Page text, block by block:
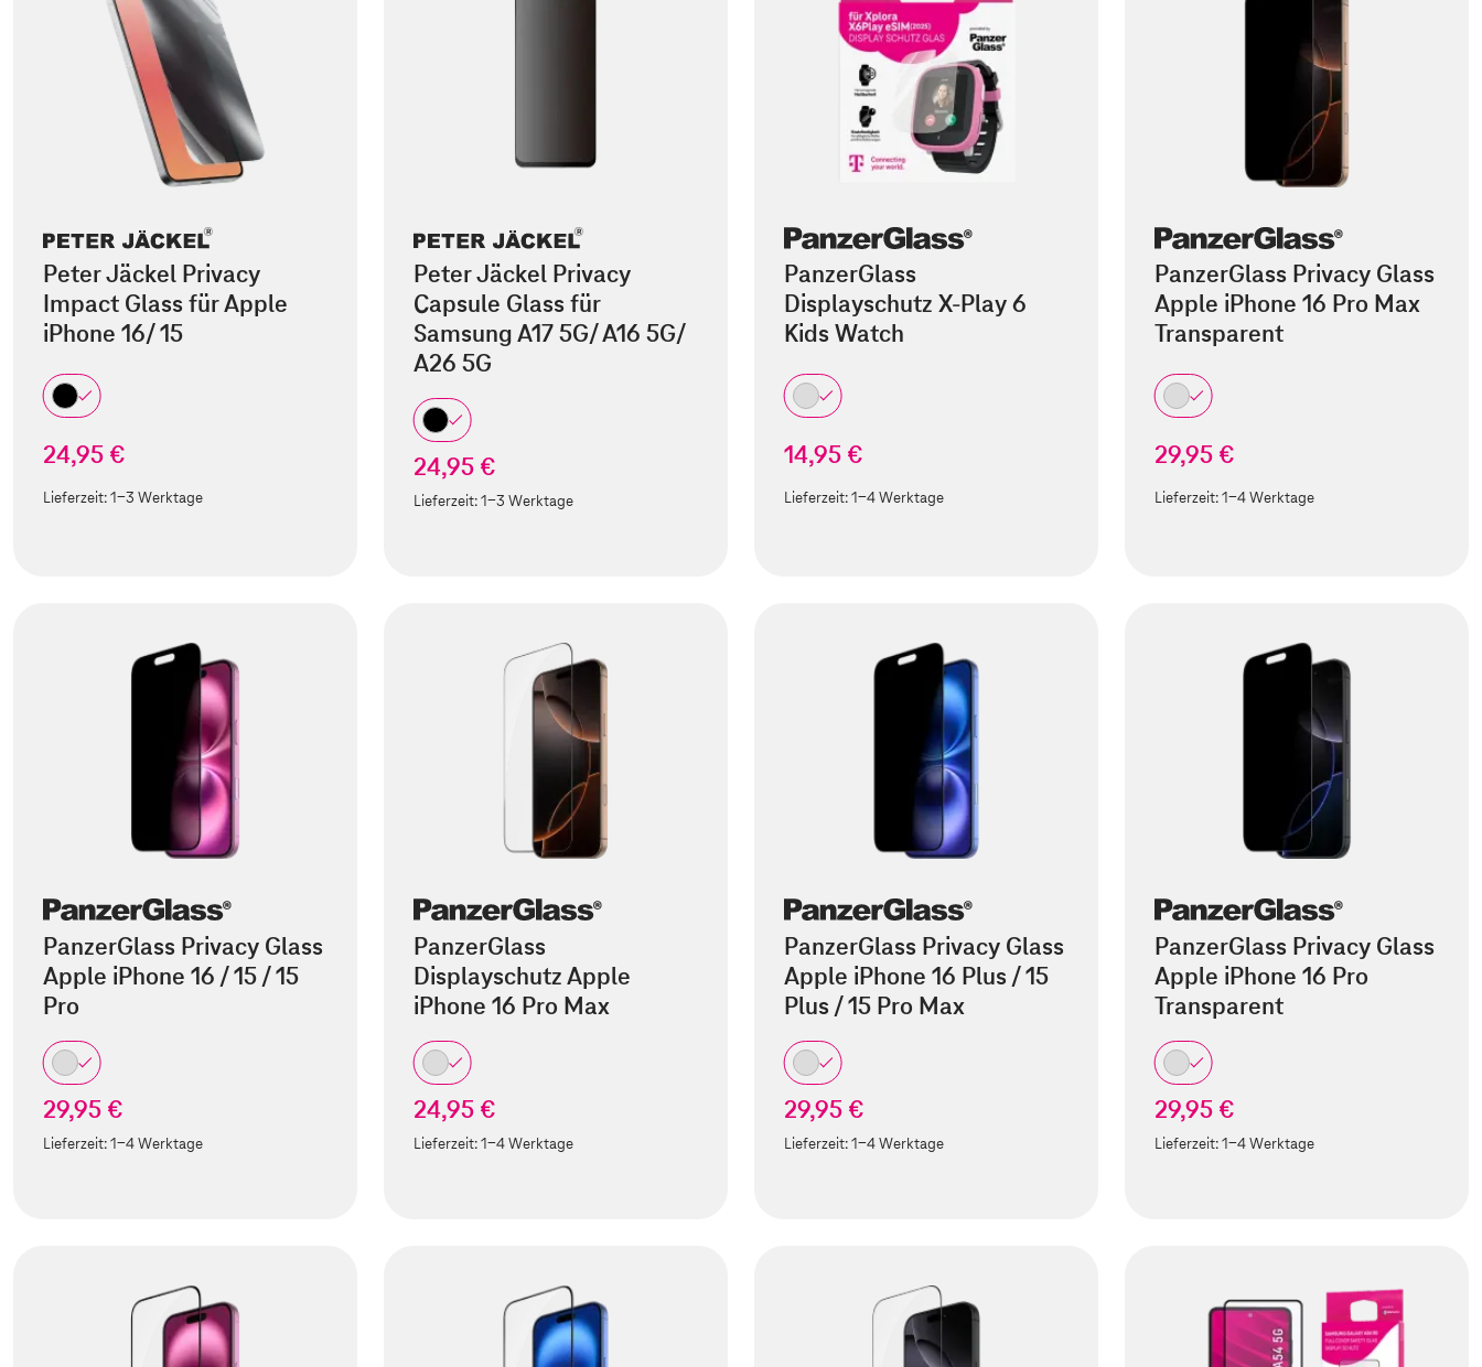
Peter Jäckel Privacy
Impact Glass für Apple
iPhone 16/ 15
24,95 €
Lieferzeit:1-3 Werktage
Peter Jäckel Privacy
Capsule Glass für
Samsung A17 5G/ A16 5G/
A26 5G
24,95 €
Lieferzeit:1-3 Werktage
PanzerGlass
Displayschutz X-Play 6
Kids Watch
14,95 €
Lieferzeit:1-4 Werktage
PanzerGlass Privacy Glass
Apple iPhone 16 Pro Max
Transparent
29,95 €
Lieferzeit:1-4 Werktage
PanzerGlass Privacy Glass
Apple iPhone 16 / 15 / 15
Pro
29,95 €
Lieferzeit:1-4 Werktage
PanzerGlass
Displayschutz Apple
iPhone 16 Pro Max
24,95 €
Lieferzeit:1-4 Werktage
PanzerGlass Privacy Glass
Apple iPhone 16 Plus / 15
Plus / 15 Pro Max
29,95 €
Lieferzeit:1-4 Werktage
PanzerGlass Privacy Glass
Apple iPhone 16 Pro
Transparent
29,95 €
Lieferzeit:1-4 Werktage